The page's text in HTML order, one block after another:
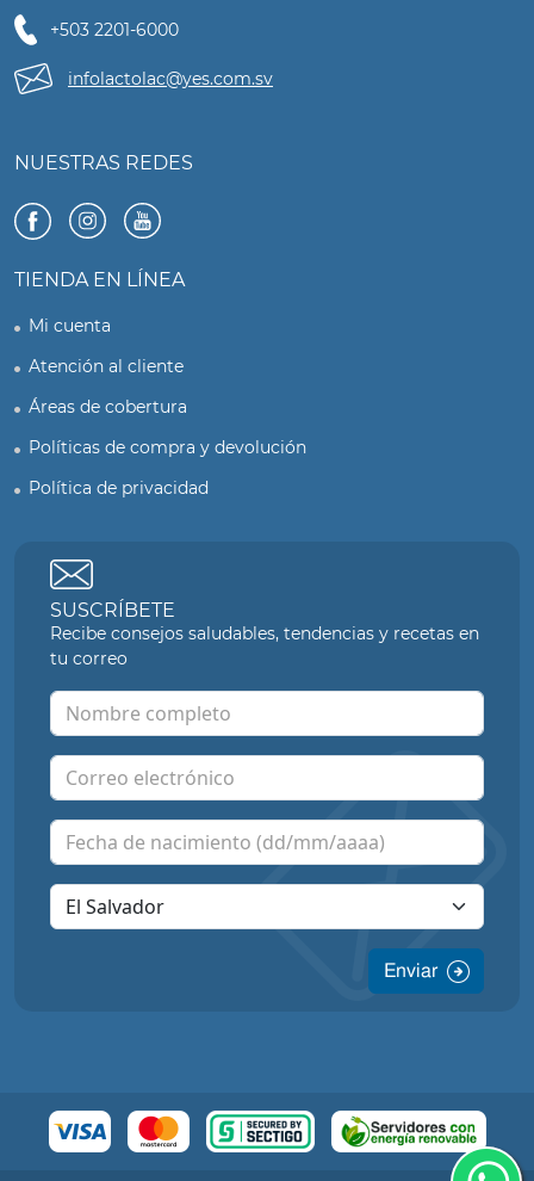
+503 2201-6000
infolactolac@yes.com.sv
NUESTRAS REDES
TIENDA EN LÍNEA
Mi cuenta
Atención al cliente
Áreas de cobertura
Políticas de compra y devolución
Política de privacidad
SUSCRÍBETE
Recibe consejos saludables, tendencias y recetas en
tu correo